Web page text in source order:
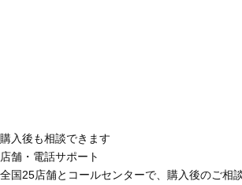
購入後も相談できます
店舗・電話サポート
全国25店舗とコールセンターで、購入後のご相